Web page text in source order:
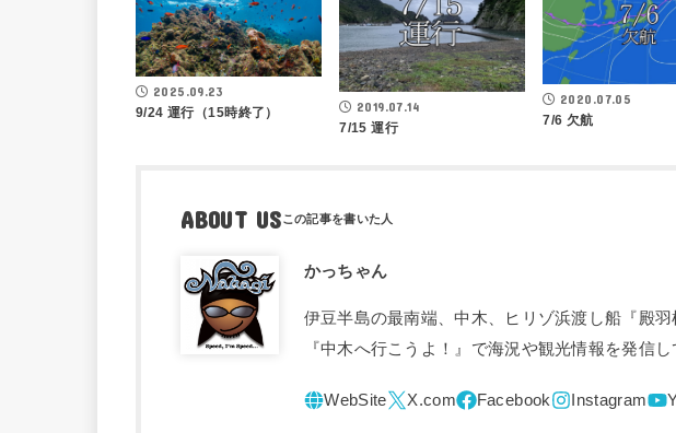
2025.09.23
9/24 運行（15時終了） 2019.07.14
7/15 運行
2020.07.05
7/6 欠航
ABOUT US
かっちゃん
伊豆半島の最南端、中木、ヒリゾ浜渡し船『殿
『中木へ行こうよ！』で海況や観光情報を発信し